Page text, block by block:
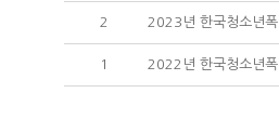
2 2023년 한국청소년
1 2022년 한국청소년